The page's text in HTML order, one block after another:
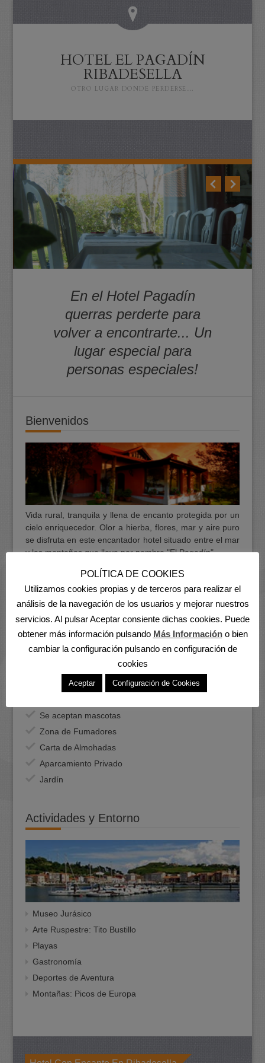
HOTEL EL PAGADÍN
RIBADESELLA
OTRO LUGAR DONDE PERDERSE…
En el Hotel Pagadín
querras perderte para
volver a encontrarte... Un
lugar especial para
personas especiales!
Bienvenidos
Vida rural, tranquila y llena de encanto protegida por un
cielo enriquecedor. Olor a hierba, flores, mar y aire puro
se disfruta en este encantador hotel situado entre el mar
y las montañas que lleva por nombre "El Pagadín".
Servicios
Desayunos Saludables
Se aceptan mascotas
Zona de Fumadores
Carta de Almohadas
Aparcamiento Privado
Jardín
Actividades y Entorno
Museo Jurásico
Arte Ruspestre: Tito Bustillo
Playas
Gastronomía
Deportes de Aventura
Montañas: Picos de Europa
POLÍTICA DE COOKIES
Utilizamos cookies propias y de terceros para realizar el
análisis de la navegación de los usuarios y mejorar nuestros
servicios. Al pulsar Aceptar consiente dichas cookies. Puede
obtener más información pulsando Más Informacióno bien
cambiar la configuración pulsando en configuración de
cookies
Aceptar Configuración de Cookies